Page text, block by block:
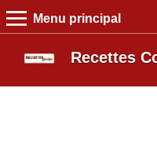
Recettes
MENU PRINCIPAL
Menu principal